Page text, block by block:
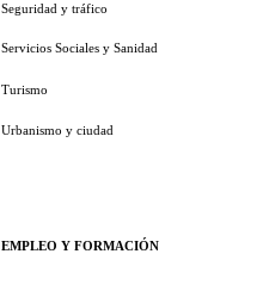
Seguridad y tráfico
Servicios Sociales y Sanidad
Turismo
Urbanismo y ciudad
EMPLEO Y FORMACIÓN